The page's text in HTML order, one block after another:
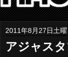
2011年8月27日土曜
アジャス